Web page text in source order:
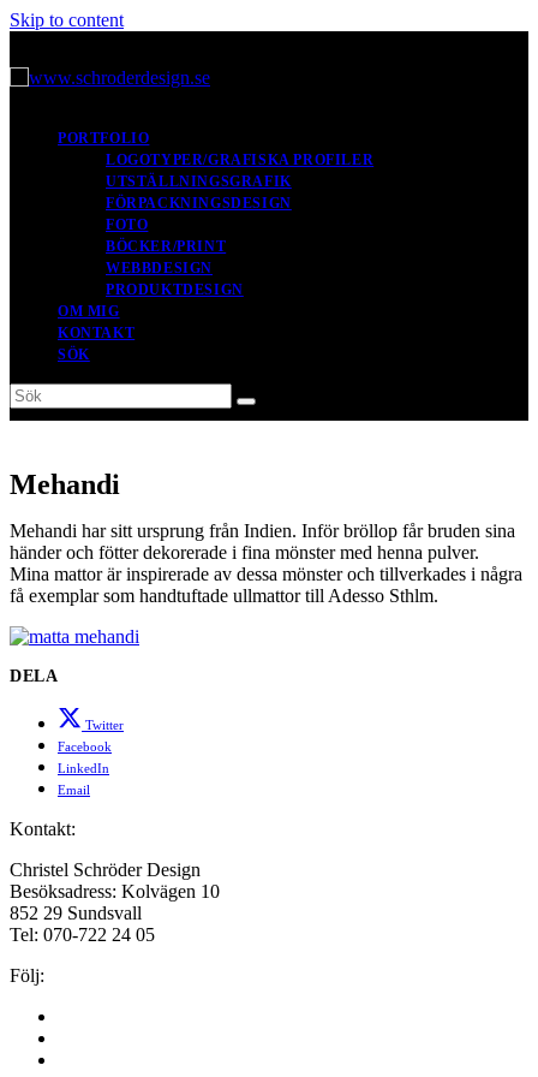
Skip to content
PORTFOLIO
LOGOTYPER/GRAFISKA PROFILER
UTSTÄLLNINGSGRAFIK
FÖRPACKNINGSDESIGN
FOTO
BÖCKER/PRINT
WEBBDESIGN
PRODUKTDESIGN
OM MIG
KONTAKT
SÖK
Sök
Submit
Mehandi
Mehandi har sitt ursprung från Indien. Inför bröllop får bruden sina
händer och fötter dekorerade i fina mönster med henna pulver.
Mina mattor är inspirerade av dessa mönster och tillverkades i några
få exemplar som handtuftade ullmattor till Adesso Sthlm.
DELA
Twitter
Facebook
LinkedIn
Email
Kontakt:
Christel Schröder Design
Besöksadress: Kolvägen 10
852 29 Sundsvall
Tel: 070-722 24 05
Följ: